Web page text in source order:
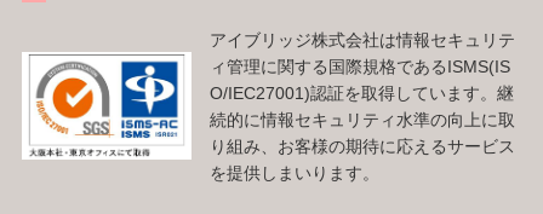
アイブリッジ株式会社は情報セキュリテ
ィ管理に関する国際規格であるISMS(IS
O/IEC27001)認証を取得しています。継
続的に情報セキュリティ水準の向上に取
り組み、お客様の期待に応えるサービス
を提供しまいります。